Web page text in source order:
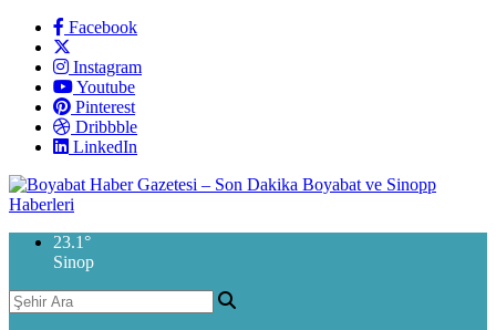
Facebook
Instagram
Youtube
Pinterest
Dribbble
LinkedIn
23.1 °
Sinop